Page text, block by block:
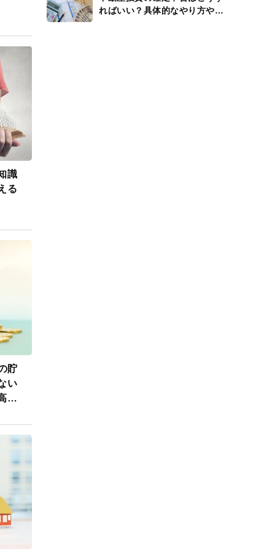
識
る
貯
い
ま
ればいい？具体的なやり方や還